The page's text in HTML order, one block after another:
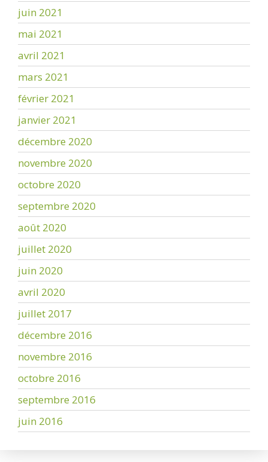
juin 2021
mai 2021
avril 2021
mars 2021
février 2021
janvier 2021
décembre 2020
novembre 2020
octobre 2020
septembre 2020
août 2020
juillet 2020
juin 2020
avril 2020
juillet 2017
décembre 2016
novembre 2016
octobre 2016
septembre 2016
juin 2016